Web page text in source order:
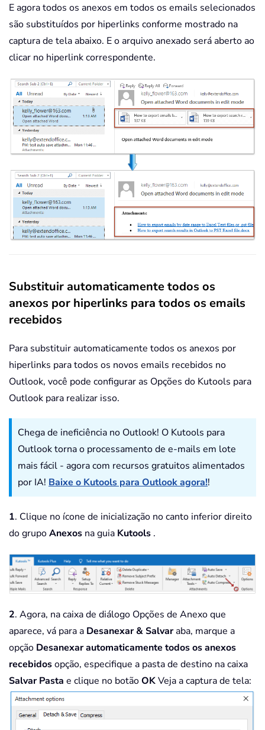
E agora todos os anexos em todos os emails selecionados
são substituídos por hiperlinks conforme mostrado na
captura de tela abaixo. E o arquivo anexado será aberto ao
clicar no hiperlink correspondente.
Substituir automaticamente todos os
anexos por hiperlinks para todos os emails
recebidos
Para substituir automaticamente todos os anexos por
hiperlinks para todos os novos emails recebidos no
Outlook, você pode configurar as Opções do Kutools para
Outlook para realizar isso.
Chega de ineficiência no Outlook! O Kutools para
Outlook torna o processamento de e-mails em lote
mais fácil - agora com recursos gratuitos alimentados
por IA! Baixe o Kutools para Outlook agora!!
1. Clique no ícone de inicialização no canto inferior direito
do grupoAnexos na guia Kutools .
2. Agora, na caixa de diálogo Opções de Anexo que
aparece, vá para a Desanexar & Salvaraba, marque a
opção Desanexar automaticamente todos os anexos
recebidosopção, especifique a pasta de destino na caixa
Salvar Pasta e clique no botãoOKVeja a captura de tela: